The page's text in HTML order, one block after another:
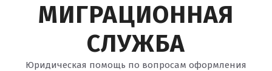
МИГРАЦИОННАЯ
СЛУЖБА
Юридическая помощь по вопросам оформления